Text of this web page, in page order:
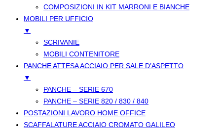
COMPOSIZIONI IN KIT MARRONI E BIANCHE
MOBILI PER UFFICIO
▼
SCRIVANIE
MOBILI CONTENITORE
PANCHE ATTESA ACCIAIO PER SALE D’ASPETTO
▼
PANCHE – SERIE 670
PANCHE – SERIE 820 / 830 / 840
POSTAZIONI LAVORO HOME OFFICE
SCAFFALATURE ACCIAIO CROMATO GALILEO